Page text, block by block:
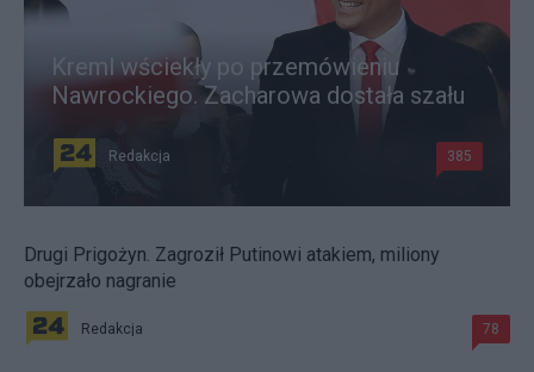
Kreml wściekły po przemówieniu
Nawrockiego. Zacharowa dostała szału
Redakcja 385
Drugi Prigożyn. Zagroził Putinowi atakiem, miliony
obejrzało nagranie
Redakcja 78